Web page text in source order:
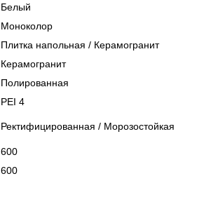
Белый
Моноколор
Плитка напольная / Керамогранит
Керамогранит
Полированная
PEI 4
Ректифицированная / Морозостойкая
600
600